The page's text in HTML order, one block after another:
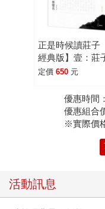
正是時候讀莊子
經典版】壹：莊
勢、意識與感情
定價 650 元
優惠時間
優惠組合
※實際價
活動訊息